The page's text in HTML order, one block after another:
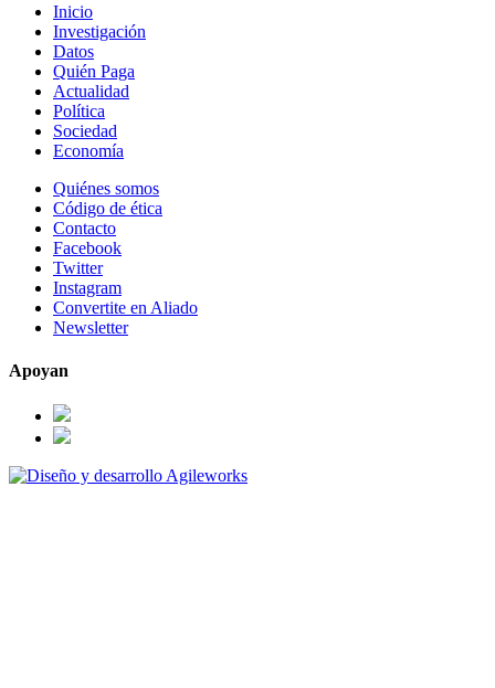
Inicio
Investigación
Datos
Quién Paga
Actualidad
Política
Sociedad
Economía
Quiénes somos
Código de ética
Contacto
Facebook
Twitter
Instagram
Convertite en Aliado
Newsletter
Apoyan